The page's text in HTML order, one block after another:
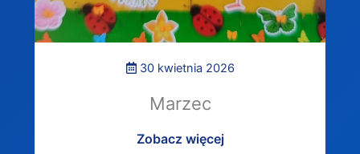
30 kwietnia 2026
Marzec
Zobacz więcej